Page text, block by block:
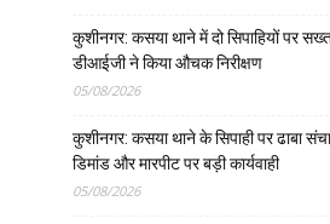
कुशीनगर: कसया थाने में दो सिपाहियों पर सख्त
डीआईजी ने किया औचक निरीक्षण
05/08/2026
कुशीनगर: कसया थाने के सिपाही पर ढाबा
डिमांड और मारपीट पर बड़ी कार्यवाही
05/08/2026